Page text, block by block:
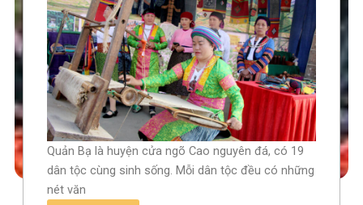
Quản Bạ là huyện cửa ngõ Cao nguyên đá, có 19
dân tộc cùng sinh sống. Mỗi dân tộc đều có những
nét văn